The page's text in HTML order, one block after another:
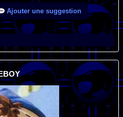
Ajouter une suggestion